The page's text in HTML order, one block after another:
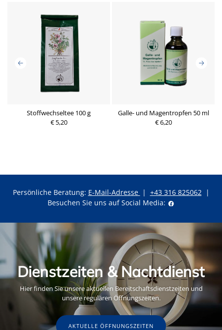
Stoffwechseltee 100 g
€ 5,20
Galle- und Magentropfen 50 ml
€ 6,20
Persönliche Beratung: E-Mail-Adresse | +43 316 825062|
Besuchen Sie uns auf Social Media:
Dienstzeiten & Nachtdienst
Hier finden Sie unsere aktuellen Bereitschaftsdienstzeiten und
unsere regulären Öffnungszeiten.
AKTUELLE ÖFFNUNGSZEITEN